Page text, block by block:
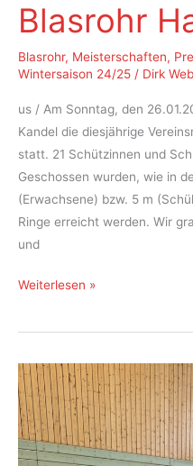
Blasrohr
Blasrohr, Meisterschaften,
Wintersaison 24/25 / Dirk
us / Am Sonntag, den
Kandel die diesjährige
statt. 21 Schützinnen und
Geschossen wurden, wie in
(Erwachsene) bzw. 5 m
Ringe erreicht werden. Wir
und
Vereinsmeisterschaft
Halle
Weiterlesen »